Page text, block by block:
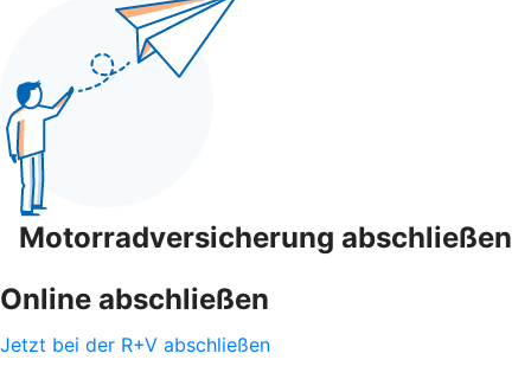
Motorradversicherung abschließen
Online abschließen
Jetzt bei der R+V abschließen